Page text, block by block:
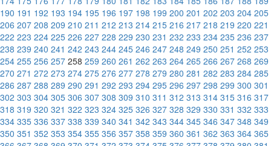
190 191 192 193 194 195 196 197 198 199 200 201 202 203 204 205
206 207 208 209 210 211 212 213 214 215 216 217 218 219 220 221
222 223 224 225 226 227 228 229 230 231 232 233 234 235 236 237
238 239 240 241 242 243 244 245 246 247 248 249 250 251 252 253
254 255 256 257 258 259 260 261 262 263 264 265 266 267 268 269
270 271 272 273 274 275 276 277 278 279 280 281 282 283 284 285
286 287 288 289 290 291 292 293 294 295 296 297 298 299 300 301
302 303 304 305 306 307 308 309 310 311 312 313 314 315 316 317
318 319 320 321 322 323 324 325 326 327 328 329 330 331 332 333
334 335 336 337 338 339 340 341 342 343 344 345 346 347 348 349
350 351 352 353 354 355 356 357 358 359 360 361 362 363 364 365